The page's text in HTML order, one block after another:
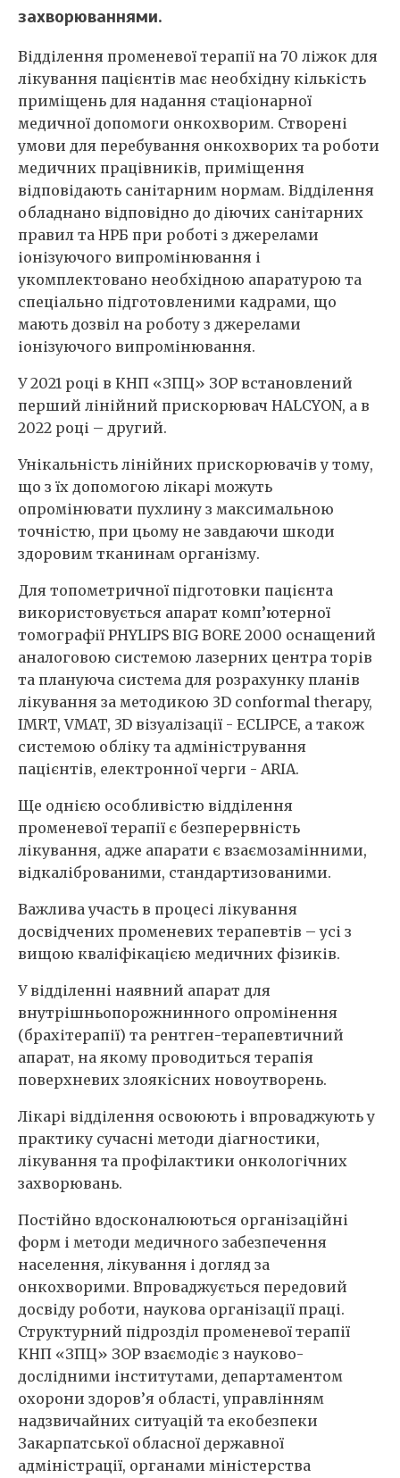
захворюваннями.
Відділення променевої терапії на 70 ліжок для
лікування пацієнтів має необхідну кількість
приміщень для надання стаціонарної
медичної допомоги онкохворим. Створені
умови для перебування онкохворих та роботи
медичних працівників, приміщення
відповідають санітарним нормам. Відділення
обладнано відповідно до діючих санітарних
правил та НРБ при роботі з джерелами
іонізуючого випромінювання і
укомплектовано необхідною апаратурою та
спеціально підготовленими кадрами, що
мають дозвіл на роботу з джерелами
іонізуючого випромінювання.
У 2021 році в КНП «ЗПЦ» ЗОР встановлений
перший лінійний прискорювач HALCYON, а в
2022 році – другий.
Унікальність лінійних прискорювачів у тому,
що з їх допомогою лікарі можуть
опромінювати пухлину з максимальною
точністю, при цьому не завдаючи шкоди
здоровим тканинам організму.
Для топометричної підготовки пацієнта
використовується апарат комп’ютерної
томографії PHYLIPS BIG BORE 2000 оснащений
аналоговою системою лазерних центра торів
та плануюча система для розрахунку планів
лікування за методикою 3D conformal therapy,
IMRT, VMAT, 3D візуалізації - ECLIPCE, а також
системою обліку та адміністрування
пацієнтів, електронної черги - ARIA.
Ще однією особливістю відділення
променевої терапії є безперервність
лікування, адже апарати є взаємозамінними,
відкаліброваними, стандартизованими.
Важлива участь в процесі лікування
досвідчених променевих терапевтів – усі з
вищою кваліфікацією медичних фізиків.
У відділенні наявний апарат для
внутрішньопорожнинного опромінення
(брахітерапії) та рентген-терапевтичний
апарат, на якому проводиться терапія
поверхневих злоякісних новоутворень.
Лікарі відділення освоюють і впроваджують у
практику сучасні методи діагностики,
лікування та профілактики онкологічних
захворювань.
Постійно вдосконалюються організаційні
форм і методи медичного забезпечення
населення, лікування і догляд за
онкохворими. Впроваджується передовий
досвіду роботи, наукова організації праці.
Структурний підрозділ променевої терапії
КНП «ЗПЦ» ЗОР взаємодіє з науково-
дослідними інститутами, департаментом
охорони здоров’я області, управлінням
надзвичайних ситуацій та екобезпеки
Закарпатської обласної державної
адміністрації, органами міністерства